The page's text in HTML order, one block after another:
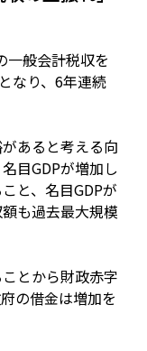
一般会計税収を
なり、6年連続
あると考える向
目GDPが増加し
と、名目GDPが
も過去最大規模
とから財政赤字
の借金は増加を